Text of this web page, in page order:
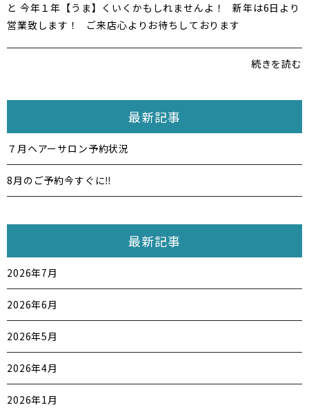
と 今年１年【うま】くいくかもしれませんよ！ 新年は6日より
営業致します！ ご来店心よりお待ちしております
続きを読む
最新記事
７月ヘアーサロン予約状況
8月のご予約今すぐに‼️
最新記事
2026年7月
2026年6月
2026年5月
2026年4月
2026年1月